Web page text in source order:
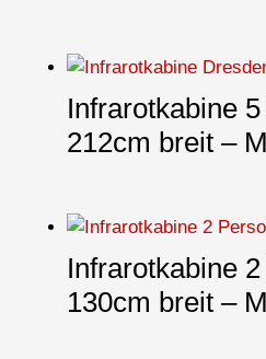
Infrarotkabine
212cm breit –
Infrarotkabine
130cm breit –